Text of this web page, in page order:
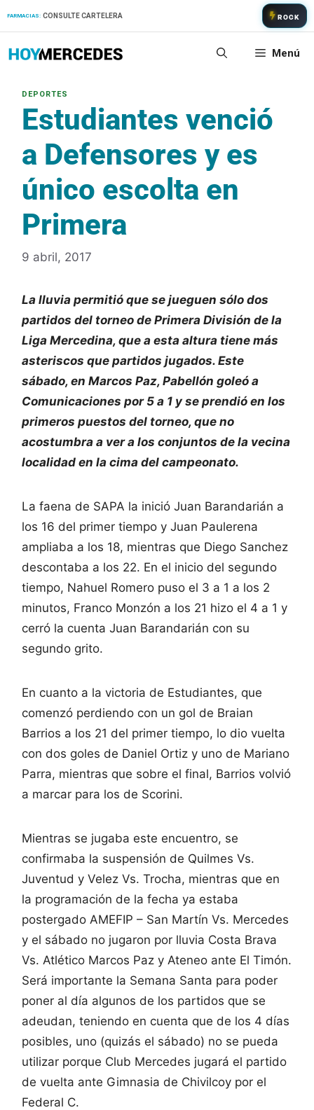
FARMACIAS: CONSULTE CARTELERA ROCK
Menú
Estudiantes venció
a Defensores y es
único escolta en
Primera
9 abril, 2017
La lluvia permitió que se jueguen sólo dos
partidos del torneo de Primera División de la
Liga Mercedina, que a esta altura tiene más
asteriscos que partidos jugados. Este
sábado, en Marcos Paz, Pabellón goleó a
Comunicaciones por 5 a 1 y se prendió en los
primeros puestos del torneo, que no
acostumbra a ver a los conjuntos de la vecina
localidad en la cima del campeonato.
La faena de SAPA la inició Juan Barandarián a
los 16 del primer tiempo y Juan Paulerena
ampliaba a los 18, mientras que Diego Sanchez
descontaba a los 22. En el inicio del segundo
tiempo, Nahuel Romero puso el 3 a 1 a los 2
minutos, Franco Monzón a los 21 hizo el 4 a 1 y
cerró la cuenta Juan Barandarián con su
segundo grito.
En cuanto a la victoria de Estudiantes, que
comenzó perdiendo con un gol de Braian
Barrios a los 21 del primer tiempo, lo dio vuelta
con dos goles de Daniel Ortiz y uno de Mariano
Parra, mientras que sobre el final, Barrios volvió
a marcar para los de Scorini.
Mientras se jugaba este encuentro, se
confirmaba la suspensión de Quilmes Vs.
Juventud y Velez Vs. Trocha, mientras que en
la programación de la fecha ya estaba
postergado AMEFIP – San Martín Vs. Mercedes
y el sábado no jugaron por lluvia Costa Brava
Vs. Atlético Marcos Paz y Ateneo ante El Timón.
Será importante la Semana Santa para poder
poner al día algunos de los partidos que se
adeudan, teniendo en cuenta que de los 4 días
posibles, uno (quizás el sábado) no se pueda
utilizar porque Club Mercedes jugará el partido
de vuelta ante Gimnasia de Chivilcoy por el
Federal C.